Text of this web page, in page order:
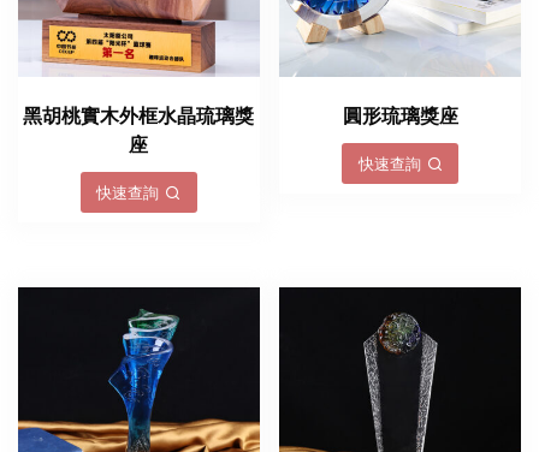
黑胡桃實木外框水晶琉璃獎
座
快速查詢
圓形琉璃獎座
快速查詢